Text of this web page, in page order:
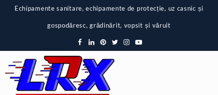
Echipamente sanitare, echipamente de protecție, uz casnic și
gospodăresc, grădinărit, vopsit și văruit